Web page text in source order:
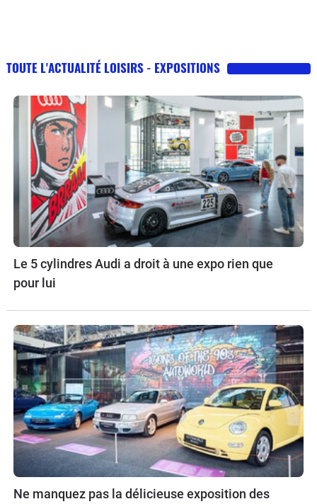
TOUTE L'ACTUALITÉ LOISIRS - EXPOSITIONS
Le 5 cylindres Audi a droit à une expo rien que
pour lui
Ne manquez pas la délicieuse exposition des